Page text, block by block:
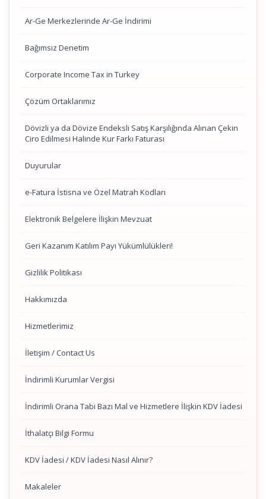
Ar-Ge Merkezlerinde Ar-Ge İndirimi
Bağımsız Denetim
Corporate Income Tax in Turkey
Çözüm Ortaklarımız
Dövizli ya da Dövize Endeksli Satış Karşılığında Alınan Çekin
Ciro Edilmesi Halinde Kur Farkı Faturası
Duyurular
e-Fatura İstisna ve Özel Matrah Kodları
Elektronik Belgelere İlişkin Mevzuat
Geri Kazanım Katılım Payı Yükümlülükleri!
Gizlilik Politikası
Hakkımızda
Hizmetlerimiz
İletişim / Contact Us
İndirimli Kurumlar Vergisi
İndirimli Orana Tabi Bazı Mal ve Hizmetlere İlişkin KDV İadesi
İthalatçı Bilgi Formu
KDV İadesi / KDV İadesi Nasıl Alınır?
Makaleler